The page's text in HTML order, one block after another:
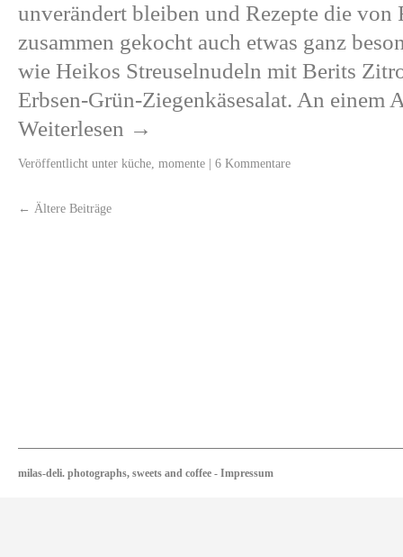
unverändert bleiben und Rezepte die von
zusammen gekocht auch etwas ganz
wie Heikos Streuselnudeln mit Berits
Erbsen-Grün-Ziegenkäsesalat. An einem
Weiterlesen →
Veröffentlicht unter küche momente | 6 Kommentare
← Ältere Beiträge
milas-deli. photographs, sweets and coffee - Impressum